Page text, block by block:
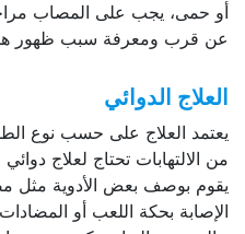
يجب على المصاب مراجعة
ومعرفة سبب ظهور هذا
الدوائي
العلاج على حسب نوع الطفح
تحتاج لعلاج دوائي
بعض الأدوية مثل مضادات
بحكة اللعب أو المضادات